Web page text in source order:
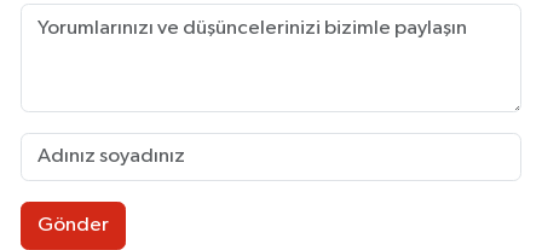
Gönder